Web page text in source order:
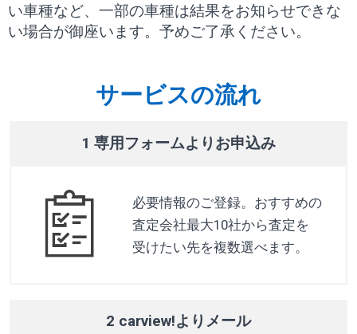
い車種など、一部の車種は結果をお知らせできな
い場合が御座います。予めご了承ください。
サービスの流れ
1 専用フォームよりお申込み
必要情報のご登録。おすすめの
査定会社最大10社から査定を
受けたい先を複数選べます。
2 carview!よりメール